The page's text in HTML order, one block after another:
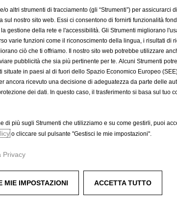
P
r
i
c
e
i
s
1
,
3
I
V
A
-
+
Q
u
a
n
t
i
y
u
t
Prodotto
Compra ora, paga dopo
o altri strumenti di tracciamento (gli “Strumenti”) per assicurarci
sul nostro sito web. Essi ci consentono di fornirti funzionalità
gestione della rete e l'accessibilità. Gli Strumenti migliorano
varie funzioni come il riconoscimento della lingua, i risultati di
ciò che ti offriamo. Il nostro sito web potrebbe utilizzare
pubblicità che sia più pertinente per te. Alcuni Strumenti
situate in paesi al di fuori dello Spazio Economico Europeo
ancora ricevuto una decisione di adeguatezza da parte delle
dei dati. In questo caso, il trasferimento si basa sul tuo
di più sugli Strumenti che utilizziamo e su come gestirli, puoi
o cliccare sul pulsante "Gestisci le mie impostazioni".
Privacy
MIE IMPOSTAZIONI ACCETTA TUTTO